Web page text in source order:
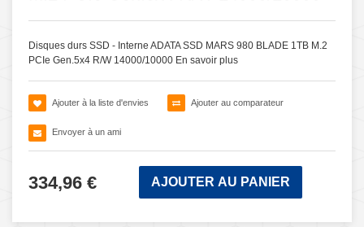
Disques durs SSD - Interne ADATA SSD MARS 980 BLADE 1TB M.2
PCIe Gen.5x4 R/W 14000/10000 En savoir plus
Ajouter à la liste d'envies Ajouter au comparateur
Envoyer à un ami
334,96 € AJOUTER AU PANIER